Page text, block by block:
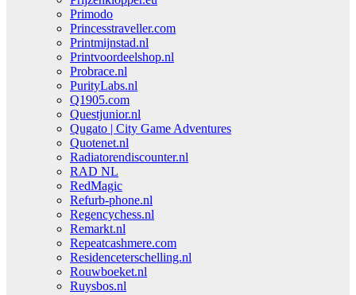
Primodo
Princesstraveller.com
Printmijnstad.nl
Printvoordeelshop.nl
Probrace.nl
PurityLabs.nl
Q1905.com
Questjunior.nl
Qugato | City Game Adventures
Quotenet.nl
Radiatorendiscounter.nl
RAD NL
RedMagic
Refurb-phone.nl
Regencychess.nl
Remarkt.nl
Repeatcashmere.com
Residenceterschelling.nl
Rouwboeket.nl
Ruysbos.nl